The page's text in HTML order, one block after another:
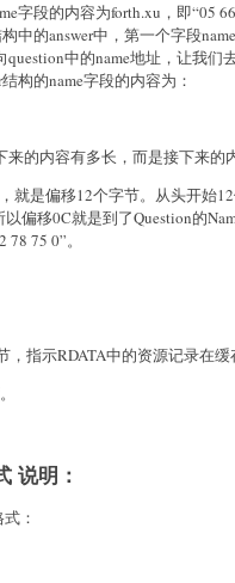
字段的内容为forth.xu，即“05
中的answer中，第一个字段
中的name地址，让我们
构的name字段的内容为：
的内容有多长，而是接下来的
就是偏移12个字节。从头开始
偏移0C就是到了Question的
75 0”。
指示RDATA中的资源记录在缓
说明：
：